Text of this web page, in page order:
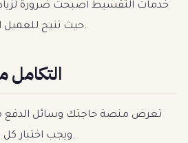
خدمات التقسيط أصبحت ضرورة
حيث تتيح للعميل الدفع المريح على دفعات.
تعرض منصة حاجتك وسائل الدفع
ويجب اختبار كل مزود قبل إتاحته للعملاء.